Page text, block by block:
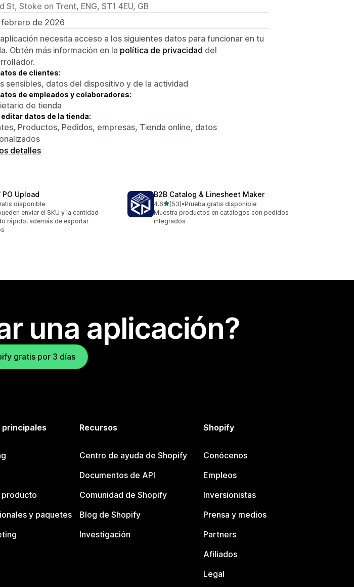
St, Stoke on Trent, ENG, ST1 4EU, GB
de 2026
necesita acceso a los siguientes datos para funcionar en tu
Obtén más información en la política de privacidad del
de clientes:
sensibles, datos del dispositivo y de la actividad
de empleados y colaboradores:
de tienda
editar datos de la tienda:
Productos, Pedidos, empresas, Tienda online, datos
detalles
PO Upload
disponible
enviar el SKU y la cantidad
rápido, además de exportar
B2B Catalog & Linesheet Maker
4.6de 5 estrellas
(53)
53 reseñas en total
•Prueba gratis disponible
Muestra productos en catálogos con pedidos
integrados
una aplicación?
gratis por 3 días
producto
y paquetes
Recursos
Centro de ayuda de Shopify
Documentos de API
Comunidad de Shopify
Blog de Shopify
Investigación
Shopify
Conócenos
Empleos
Inversionistas
Prensa y medios
Partners
Afiliados
Legal